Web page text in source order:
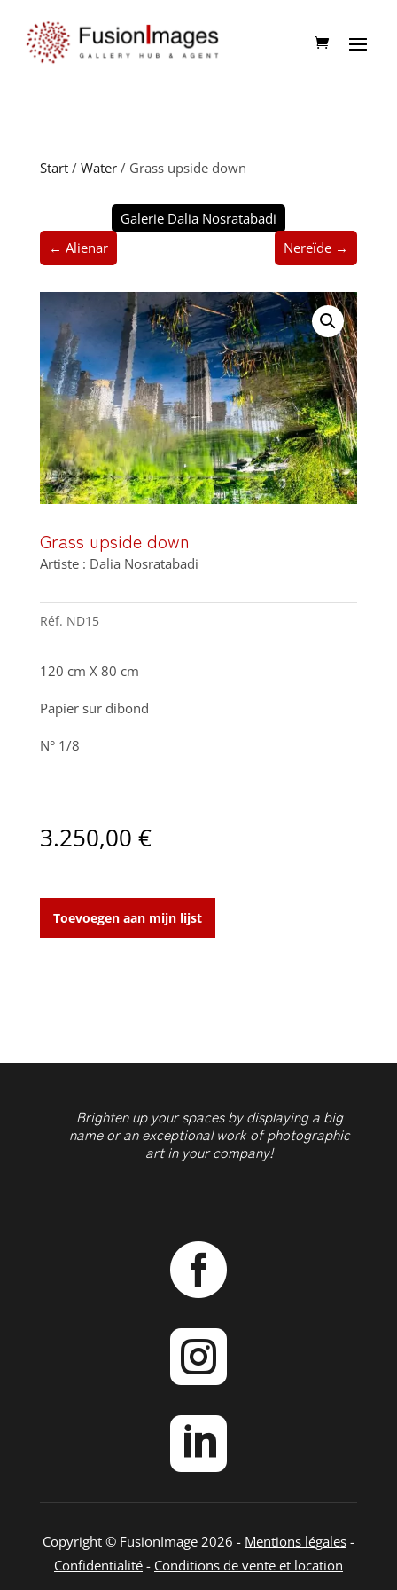
Start/ Water/ Grass upside down
Galerie Dalia Nosratabadi
← Alienar
Nereïde →
Grass upside down
Artiste : Dalia Nosratabadi
Réf. ND15
120 cm X 80 cm
Papier sur dibond
N° 1/8
3.250,00 €
upside
down
Toevoegen aan mijn lijst
Brighten up your spaces by displaying a big
name or an exceptional work of photographic
art in your company!



Copyright © FusionImage 2026 - Mentions légales-
Confidentialité- Conditions de vente et location